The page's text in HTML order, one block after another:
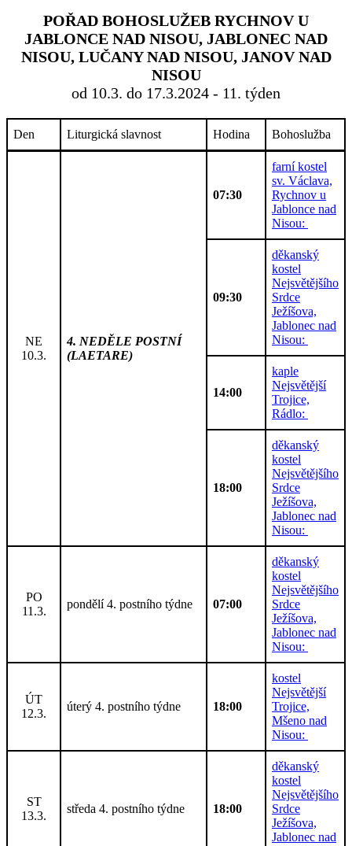
POŘAD BOHOSLUŽEB RYCHNOV U
JABLONCE NAD NISOU, JABLONEC NAD
NISOU, LUČANY NAD NISOU, JANOV NAD
NISOU
od 10.3. do 17.3.2024 - 11. týden
Den Liturgická slavnost Hodina Bohoslužba
NE
10.3.
4. NEDĚLE POSTNÍ
(LAETARE)
07:30
farní kostel
sv. Václava,
Rychnov u
Jablonce nad
Nisou:
09:30
děkanský
kostel
Nejsvětějšího
Srdce
Ježíšova,
Jablonec nad
Nisou:
14:00
kaple
Nejsvětější
Trojice,
Rádlo:
18:00
děkanský
kostel
Nejsvětějšího
Srdce
Ježíšova,
Jablonec nad
Nisou:
PO
11.3.
pondělí 4. postního týdne 07:00
děkanský
kostel
Nejsvětějšího
Srdce
Ježíšova,
Jablonec nad
Nisou:
ÚT
12.3.
úterý 4. postního týdne 18:00
kostel
Nejsvětější
Trojice,
Mšeno nad
Nisou:
ST
13.3.
středa 4. postního týdne 18:00
děkanský
kostel
Nejsvětějšího
Srdce
Ježíšova,
Jablonec nad